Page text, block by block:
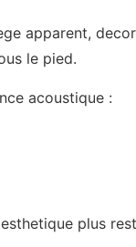
apparent,
le pied.
acoustique :
plus